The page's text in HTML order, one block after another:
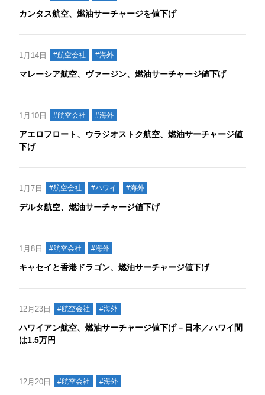
カンタス航空、燃油サーチャージを値下げ
1月14日 #航空会社 #海外
マレーシア航空、ヴァージン、燃油サーチャージ値下げ
1月10日 #航空会社 #海外
アエロフロート、ウラジオストク航空、燃油サーチャージ値
下げ
1月7日 #航空会社 #ハワイ #海外
デルタ航空、燃油サーチャージ値下げ
1月8日 #航空会社 #海外
キャセイと香港ドラゴン、燃油サーチャージ値下げ
12月23日 #航空会社 #海外
ハワイアン航空、燃油サーチャージ値下げ－日本／ハワイ間
は1.5万円
12月20日 #航空会社 #海外